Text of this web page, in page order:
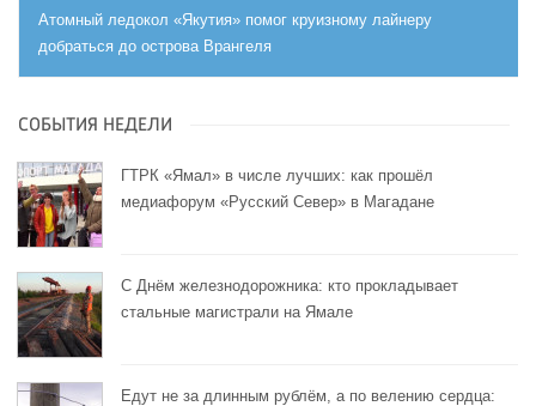
Атомный ледокол «Якутия» помог круизному лайнеру
добраться до острова Врангеля
СОБЫТИЯ НЕДЕЛИ
ГТРК «Ямал» в числе лучших: как прошёл
медиафорум «Русский Север» в Магадане
С Днём железнодорожника: кто прокладывает
стальные магистрали на Ямале
Едут не за длинным рублём, а по велению сердца: